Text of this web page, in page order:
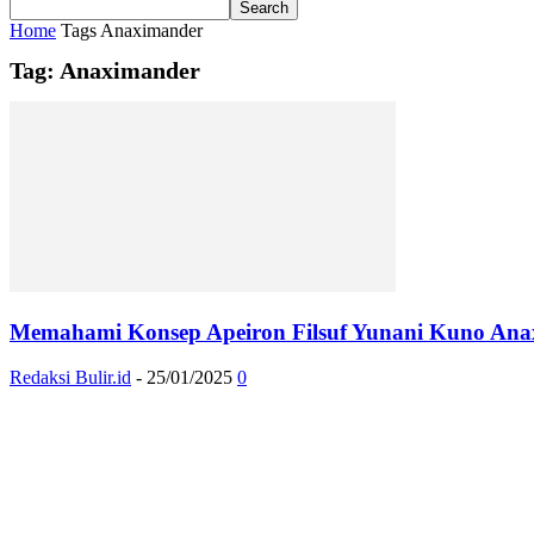
Home Tags Anaximander
Tag: Anaximander
Memahami Konsep Apeiron Filsuf Yunani Kuno
Redaksi Bulir.id - 25/01/2025 0